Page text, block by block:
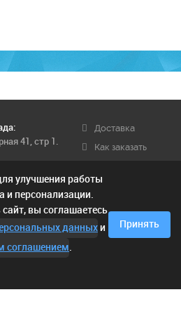
41, стр 1.
682-42-
Доставка
Как заказать
Условия
доставки
Отзывы
улучшения работы
и персонализации.
вы соглашаетесь
данныхи
соглашением.
Принять